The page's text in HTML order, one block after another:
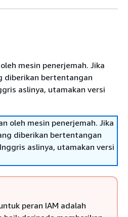
mesin penerjemah. Jika
diberikan bertentangan
aslinya, utamakan versi
oleh mesin penerjemah. Jika
diberikan bertentangan
aslinya, utamakan versi
peran IAM adalah